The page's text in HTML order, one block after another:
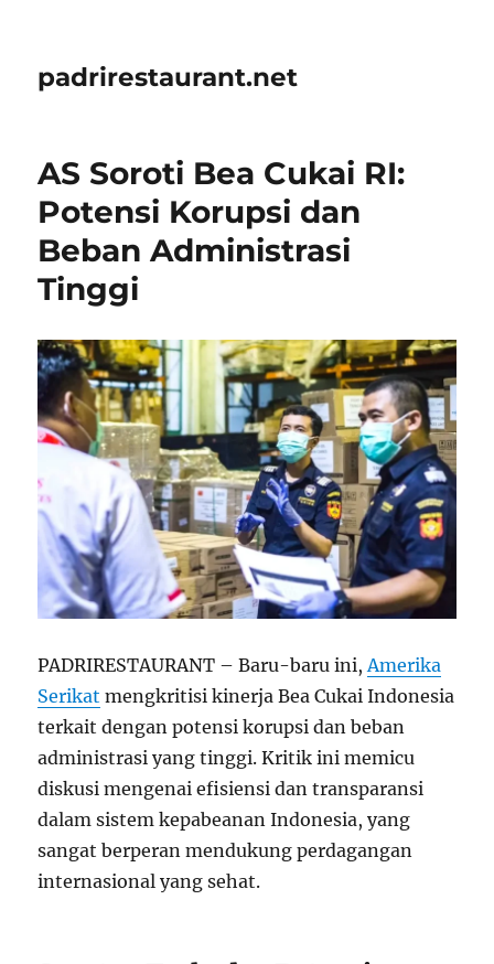
padrirestaurant.net
AS Soroti Bea Cukai RI:
Potensi Korupsi dan
Beban Administrasi
Tinggi
PADRIRESTAURANT – Baru-baru ini, Amerika
Serikat mengkritisi kinerja Bea Cukai Indonesia
terkait dengan potensi korupsi dan beban
administrasi yang tinggi. Kritik ini memicu
diskusi mengenai efisiensi dan transparansi
dalam sistem kepabeanan Indonesia, yang
sangat berperan mendukung perdagangan
internasional yang sehat.